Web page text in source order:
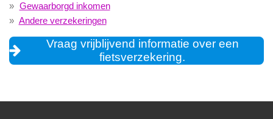
Gewaarborgd inkomen
Andere verzekeringen
Vraag vrijblijvend informatie over een
fietsverzekering.